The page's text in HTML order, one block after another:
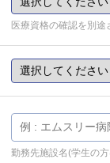
医療資格の確認を別途
勤務先施設名(学生の